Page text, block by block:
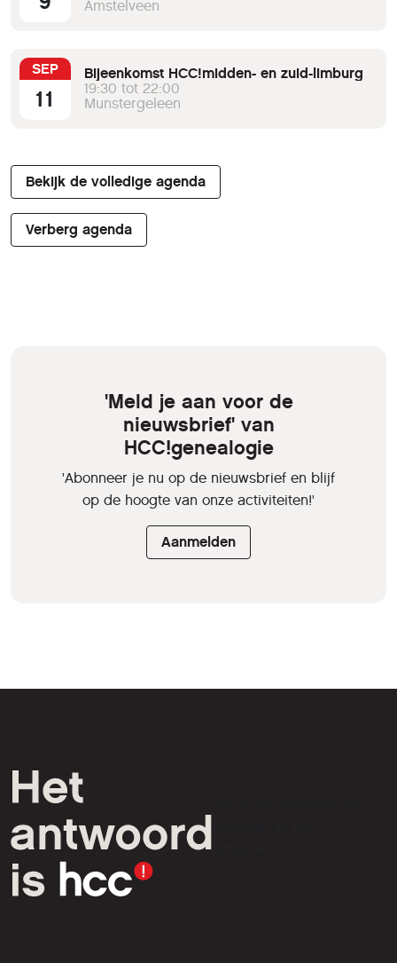
Amstelveen
SEP
11
Bijeenkomst HCC!midden- en zuid-limburg
19:30 tot 22:00
Munstergeleen
Bekijk de volledige agenda
Verberg agenda
'Meld je aan voor de
nieuwsbrief' van
HCC!genealogie
'Abonneer je nu op de nieuwsbrief en blijf
op de hoogte van onze activiteiten!'
Aanmelden
liefhebbers.